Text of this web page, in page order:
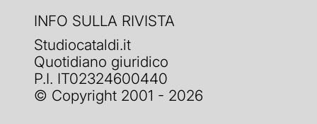
INFO SULLA RIVISTA
Studiocataldi.it
Quotidiano giuridico
P.I. IT02324600440
© Copyright 2001 - 2026